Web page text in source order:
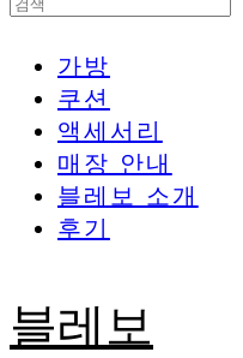
가방
쿠션
액세서리
매장 안내
블레보 소개
후기
블레보